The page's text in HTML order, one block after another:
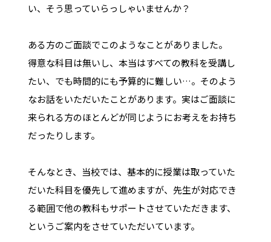
い、そう思っていらっしゃいませんか？
ある方のご面談でこのようなことがありました。
得意な科目は無いし、本当はすべての教科を受講し
たい、でも時間的にも予算的に難しい…。そのよう
なお話をいただいたことがあります。実はご面談に
来られる方のほとんどが同じようにお考えをお持ち
だったりします。
そんなとき、当校では、基本的に授業は取っていた
だいた科目を優先して進めますが、先生が対応でき
る範囲で他の教科もサポートさせていただきます、
というご案内をさせていただいています。